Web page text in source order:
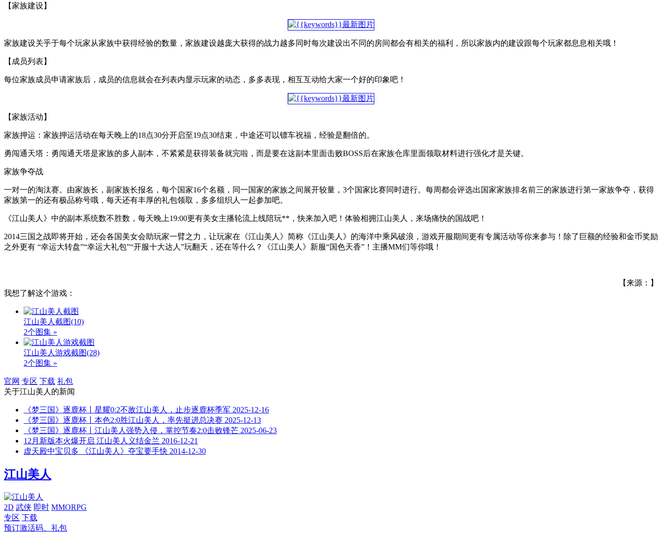
【家族建设】
家族建设关乎于每个玩家从家族中获得经验的数量，家族建设越庞大获得的战力越多同时每次建设出不同的房间都会有相关的福利，所以家族内的建设跟每个玩家都息息相关哦！
【成员列表】
每位家族成员申请家族后，成员的信息就会在列表内显示玩家的动态，多多表现，相互互动给大家一个好的印象吧！
【家族活动】
家族押运：家族押运活动在每天晚上的18点30分开启至19点30结束，中途还可以镖车祝福，经验是翻倍的。
勇闯通天塔：勇闯通天塔是家族的多人副本，不紧紧是获得装备就完啦，而是要在这副本里面击败BOSS后在家族仓库里面领取材料进行强化才是关键。
家族争夺战
一对一的淘汰赛。由家族长，副家族长报名，每个国家16个名额，同一国家的家族之间展开较量，3个国家比赛同时进行。每周都会评选出国家家族排名前三的家族进行第一家族争夺，获得
家族第一的还有极品称号哦，每天还有丰厚的礼包领取，多多组织人一起参加吧。
《江山美人》中的副本系统数不胜数，每天晚上19:00更有美女主播轮流上线陪玩**，快来加入吧！体验相拥江山美人，来场痛快的国战吧！
2014三国之战即将开始，还会各国美女会助玩家一臂之力，让玩家在《江山美人》简称《江山美人》的海洋中乘风破浪，游戏开服期间更有专属活动等你来参与！除了巨额的经验和金币奖励
之外更有 “幸运大转盘”“幸运大礼包”“开服十大达人”玩翻天，还在等什么？《江山美人》新服“国色天香”！主播MM们等你哦！
【来源：】
我想了解这个游戏：
江山美人截图(10)
2个图集 »
江山美人游戏截图(28)
2个图集 »
官网 专区 下载 礼包
关于江山美人 的新闻
《梦三国》逐鹿杯丨星耀0:2不敌江山美人，止步逐鹿杯季军 2025-12-16
《梦三国》逐鹿杯丨本色2:0胜江山美人，率先挺进总决赛 2025-12-13
《梦三国》逐鹿杯丨江山美人强势入侵，掌控节奏2:0击败锋芒 2025-06-23
12月新版本火爆开启 江山美人义结金兰 2016-12-21
虚天殿中宝贝多 《江山美人》夺宝要手快 2014-12-30
江山美人
2D 武侠 即时 MMORPG
专区 下载
预订激活码、礼包